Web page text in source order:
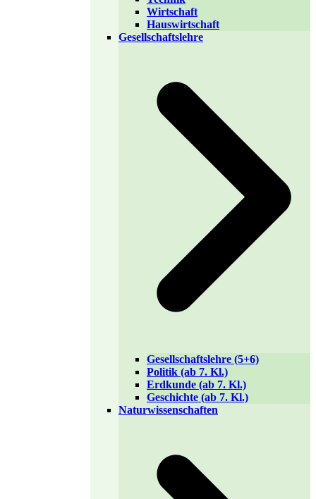
Wirtschaft
Hauswirtschaft
Gesellschaftslehre
Gesellschaftslehre (5+6)
Politik (ab 7. Kl.)
Erdkunde (ab 7. Kl.)
Geschichte (ab 7. Kl.)
Naturwissenschaften